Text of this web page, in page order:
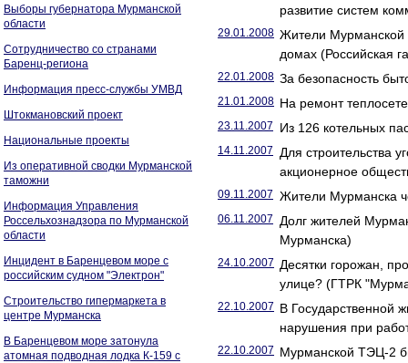
Выборы губернатора Мурманской
области
Сотрудничество со странами
Баренц-региона
Информация пресс-службы УМВД
Штокмановский проект
Национальные проекты
Из оперативной сводки Мурманской
таможни
Информация Управления
Россельхознадзора по Мурманской
области
Инцидент в Баренцевом море с
российским судном "Электрон"
Строительство гипермаркета в
центре Мурманска
В Баренцевом море затонула
атомная подводная лодка К-159 с
развитие систем
29.01.2008 Жители Мурманской
домах (Российская
22.01.2008 За безопасность
21.01.2008 На ремонт
23.11.2007 Из 126 котельных
14.11.2007
Для строительства
акционерное
09.11.2007 Жители Мурманска
06.11.2007
Долг жителей
Мурманска)
24.10.2007 Десятки горожан,
улице? (ГТРК
22.10.2007 В Государственной
нарушения при
22.10.2007 Мурманской ТЭЦ-2